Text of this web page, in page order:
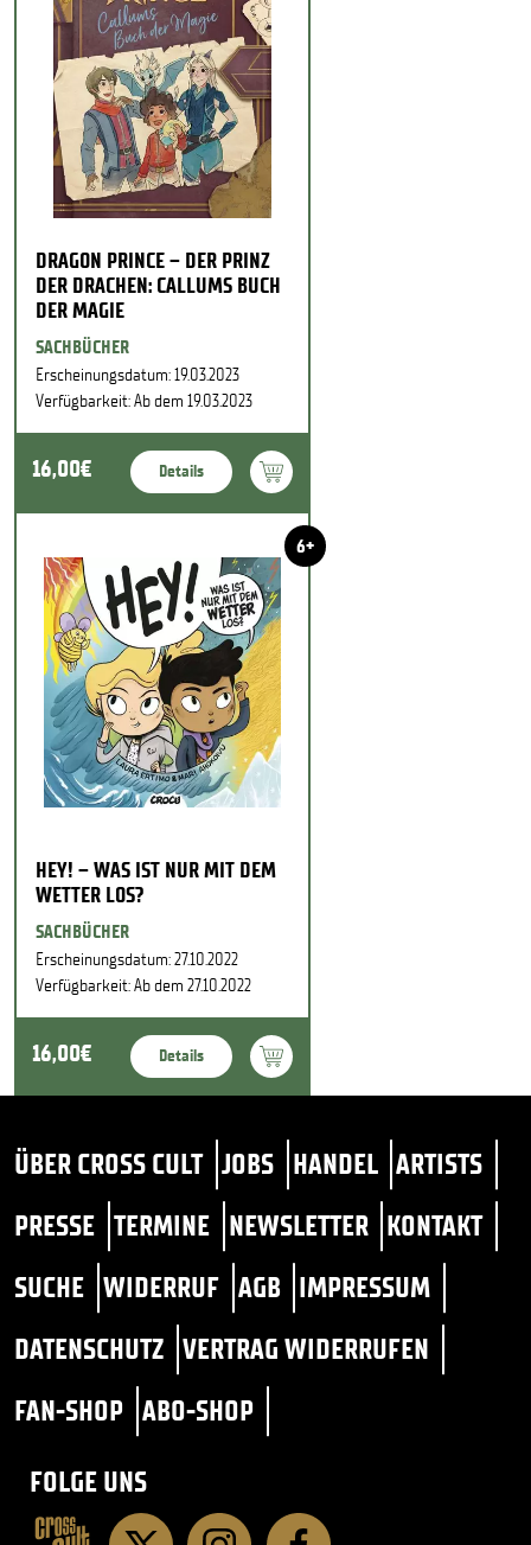
DRAGON PRINCE – DER PRINZ
DER DRACHEN: CALLUMS BUCH
DER MAGIE
SACHBÜCHER
Erscheinungsdatum: 19.03.2023
Verfügbarkeit: Ab dem 19.03.2023
16,00€ Details
6+
HEY! – WAS IST NUR MIT DEM
WETTER LOS?
SACHBÜCHER
Erscheinungsdatum: 27.10.2022
Verfügbarkeit: Ab dem 27.10.2022
16,00€ Details
ÜBER CROSS CULT JOBS HANDEL ARTISTS
PRESSE TERMINE NEWSLETTER KONTAKT
SUCHE WIDERRUF AGB IMPRESSUM
DATENSCHUTZ VERTRAG WIDERRUFEN
FAN-SHOP ABO-SHOP
FOLGE UNS